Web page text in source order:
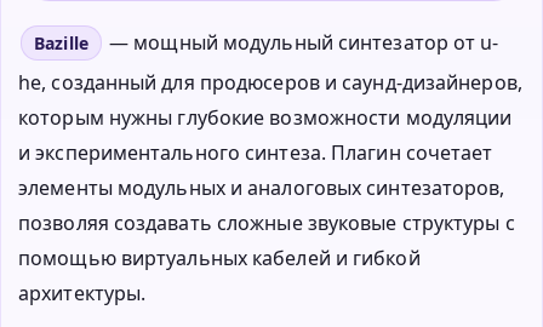
Bazille
— мощный модульный синтезатор от u-
he, созданный для продюсеров и саунд-дизайнеров,
которым нужны глубокие возможности модуляции
и экспериментального синтеза. Плагин сочетает
элементы модульных и аналоговых синтезаторов,
позволяя создавать сложные звуковые структуры с
помощью виртуальных кабелей и гибкой
архитектуры.